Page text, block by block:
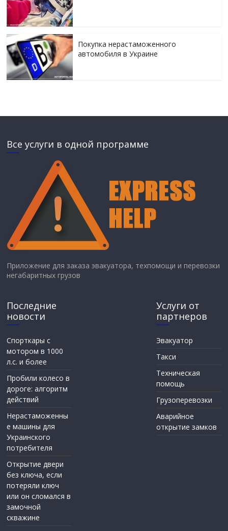
Покупка нерастаможенного
автомобиля в Украине
Все услуги в одной программе
Приложение для заказа эвакуатора, техпомощи и перевозки
негабаритных грузов
Последние
новости
Спорткары с
мотором в 1000
л.с. и более
Пробили колесо в
дороге: алгоритм
действий
Нерастаможенны
е машины для
Украинского
потребителя
Открытие двери
без ключа, если
потеряли ключ
или он сломался в
замочной
скважине
Услуги от
партнеров
Эвакуатор
Такси
Техническая
помощь
Грузоперевозки
Аварийное
открытие замков